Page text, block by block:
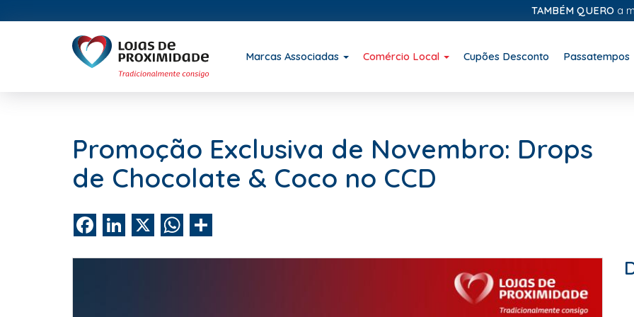
TAMBÉM QUEROa minha
Marcas Associadas Comércio Local Cupões Desconto Passatempos
Promoção Exclusiva de Novembro: Drops
de Chocolate & Coco no CCD
FacebookLinkedIn WhatsApp